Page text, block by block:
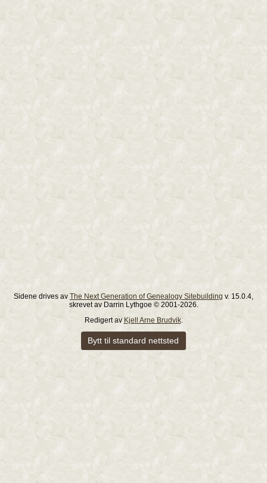
Sidene drives av The Next Generation of Genealogy Sitebuilding v. 15.0.4,
skrevet av Darrin Lythgoe © 2001-2026.
Redigert av Kjell Arne Brudvik.
Bytt til standard nettsted